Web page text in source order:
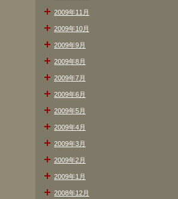
2009年11月
2009年10月
2009年9月
2009年8月
2009年7月
2009年6月
2009年5月
2009年4月
2009年3月
2009年2月
2009年1月
2008年12月